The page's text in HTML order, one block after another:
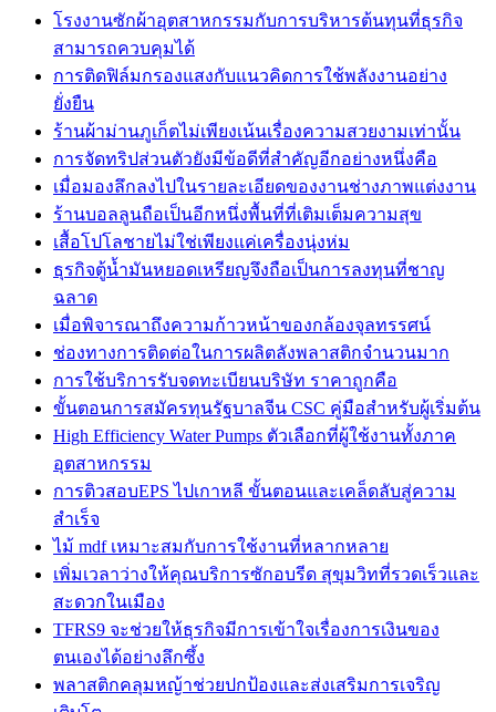
โรงงานซักผ้าอุตสาหกรรมกับการบริหารต้นทุนที่ธุรกิจ
สามารถควบคุมได้
การติดฟิล์มกรองแสงกับแนวคิดการใช้พลังงานอย่าง
ยั่งยืน
ร้านผ้าม่านภูเก็ตไม่เพียงเน้นเรื่องความสวยงามเท่านั้น
การจัดทริปส่วนตัวยังมีข้อดีที่สำคัญอีกอย่างหนึ่งคือ
เมื่อมองลึกลงไปในรายละเอียดของงานช่างภาพแต่งงาน
ร้านบอลลูนถือเป็นอีกหนึ่งพื้นที่ที่เติมเต็มความสุข
เสื้อโปโลชายไม่ใช่เพียงแค่เครื่องนุ่งห่ม
ธุรกิจตู้น้ำมันหยอดเหรียญจึงถือเป็นการลงทุนที่ชาญ
ฉลาด
เมื่อพิจารณาถึงความก้าวหน้าของกล้องจุลทรรศน์
ช่องทางการติดต่อในการผลิตลังพลาสติกจำนวนมาก
การใช้บริการรับจดทะเบียนบริษัท ราคาถูกคือ
ขั้นตอนการสมัครทุนรัฐบาลจีน CSC คู่มือสำหรับผู้เริ่มต้น
High Efficiency Water Pumps ตัวเลือกที่ผู้ใช้งานทั้งภาค
อุตสาหกรรม
การติวสอบEPS ไปเกาหลี ขั้นตอนและเคล็ดลับสู่ความ
สำเร็จ
ไม้ mdf เหมาะสมกับการใช้งานที่หลากหลาย
เพิ่มเวลาว่างให้คุณบริการซักอบรีด สุขุมวิทที่รวดเร็วและ
สะดวกในเมือง
TFRS9 จะช่วยให้ธุรกิจมีการเข้าใจเรื่องการเงินของ
ตนเองได้อย่างลึกซึ้ง
พลาสติกคลุมหญ้าช่วยปกป้องและส่งเสริมการเจริญ